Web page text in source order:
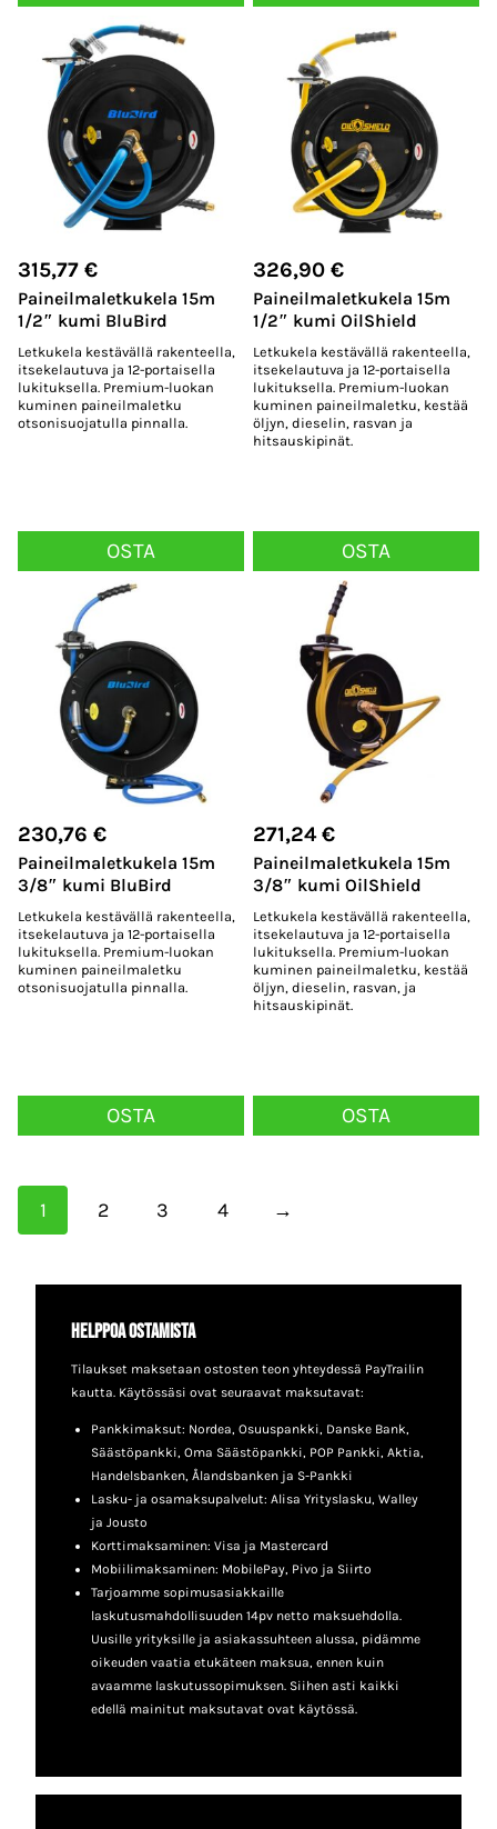
315,77 €
Paineilmaletkukela 15m
1/2″ kumi BluBird
Letkukela kestävällä rakenteella,
itsekelautuva ja 12-portaisella
lukituksella. Premium-luokan
kuminen paineilmaletku
otsonisuojatulla pinnalla.
OSTA
326,90 €
Paineilmaletkukela 15m
1/2″ kumi OilShield
Letkukela kestävällä rakenteella,
itsekelautuva ja 12-portaisella
lukituksella. Premium-luokan
kuminen paineilmaletku, kestää
öljyn, dieselin, rasvan ja
hitsauskipinät.
OSTA
230,76 €
Paineilmaletkukela 15m
3/8″ kumi BluBird
Letkukela kestävällä rakenteella,
itsekelautuva ja 12-portaisella
lukituksella. Premium-luokan
kuminen paineilmaletku
otsonisuojatulla pinnalla.
OSTA
271,24€
Paineilmaletkukela 15m
3/8″ kumi OilShield
Letkukela kestävällä rakenteella,
itsekelautuva ja 12-portaisella
lukituksella. Premium-luokan
kuminen paineilmaletku, kestää
öljyn, dieselin, rasvan, ja
hitsauskipinät.
OSTA
1 2 3 4 →
Helppoa ostamista
Tilaukset maksetaan ostosten teon yhteydessä PayTrailin
kautta. Käytössäsi ovat seuraavat maksutavat:
Pankkimaksut: Nordea, Osuuspankki, Danske Bank,
Säästöpankki, Oma Säästöpankki, POP Pankki, Aktia,
Handelsbanken, Ålandsbanken ja S-Pankki
Lasku- ja osamaksupalvelut: Alisa Yrityslasku, Walley
ja Jousto
Korttimaksaminen: Visa ja Mastercard
Mobiilimaksaminen: MobilePay, Pivo ja Siirto
Tarjoamme sopimusasiakkaille
laskutusmahdollisuuden 14pv netto maksuehdolla.
Uusille yrityksille ja asiakassuhteen alussa, pidämme
oikeuden vaatia etukäteen maksua, ennen kuin
avaamme laskutussopimuksen. Siihen asti kaikki
edellä mainitut maksutavat ovat käytössä.